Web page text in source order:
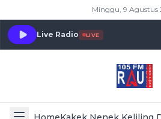
Minggu, 9 Agustus
Live Radio LIVE